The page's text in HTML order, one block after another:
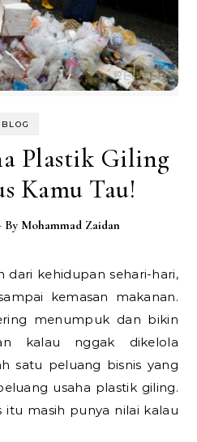
BLOG
Plastik Giling
Kamu Tau!
By Mohammad Zaidan
kemasan makanan.
menumpuk dan bikin
kalau nggak dikelola
satu peluang bisnis yang
usaha plastik giling.
itu masih punya nilai kalau